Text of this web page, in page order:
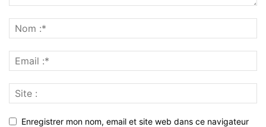
Enregistrer mon nom, email et site web dans ce navigateur